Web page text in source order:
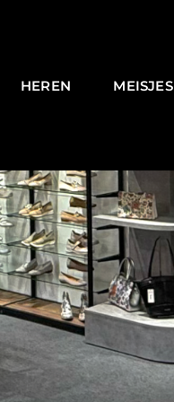
HEREN MEISJES